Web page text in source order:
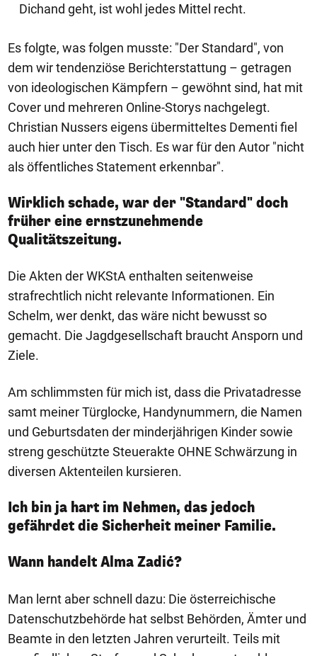
Dichand geht, ist wohl jedes Mittel recht.
Es folgte, was folgen musste: "Der Standard", von
dem wir tendenziöse Berichterstattung – getragen
von ideologischen Kämpfern – gewöhnt sind, hat mit
Cover und mehreren Online-Storys nachgelegt.
Christian Nussers eigens übermitteltes Dementi fiel
auch hier unter den Tisch. Es war für den Autor "nicht
als öffentliches Statement erkennbar".
Wirklich schade, war der "Standard" doch
früher eine ernstzunehmende
Qualitätszeitung.
Die Akten der WKStA enthalten seitenweise
strafrechtlich nicht relevante Informationen. Ein
Schelm, wer denkt, das wäre nicht bewusst so
gemacht. Die Jagdgesellschaft braucht Ansporn und
Ziele.
Am schlimmsten für mich ist, dass die Privatadresse
samt meiner Türglocke, Handynummern, die Namen
und Geburtsdaten der minderjährigen Kinder sowie
streng geschützte Steuerakte OHNE Schwärzung in
diversen Aktenteilen kursieren.
Ich bin ja hart im Nehmen, das jedoch
gefährdet die Sicherheit meiner Familie.
Wann handelt Alma Zadić?
Man lernt aber schnell dazu: Die österreichische
Datenschutzbehörde hat selbst Behörden, Ämter und
Beamte in den letzten Jahren verurteilt. Teils mit